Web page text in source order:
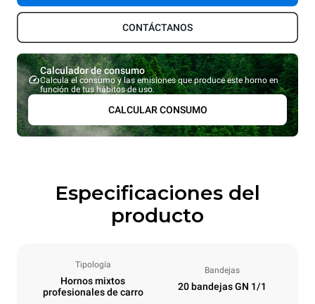
CONTÁCTANOS
Calculador de consumo
Calcula el consumo y las emisiones que produce este horno en
función de tus hábitos de uso.
CALCULAR CONSUMO
Especificaciones del
producto
Tipología
Hornos mixtos
profesionales de carro
Bandejas
20 bandejas GN 1/1